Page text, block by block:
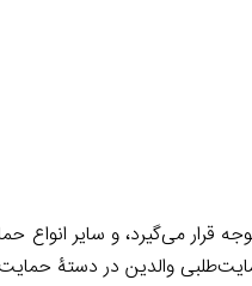
قرار می‌گیرد، و سایر
والدین در دستۀ